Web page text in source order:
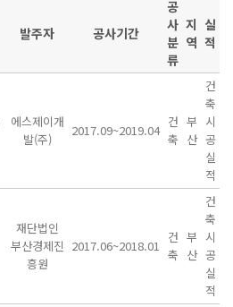
발주자 공사기간
공
사
분
류
지
역
실
적
에스제이개
발(주)
2017.09~2019.04
건
축
부
산
건
축
시
공
실
적
재단법인
부산경제진
흥원
2017.06~2018.01
건
축
부
산
건
축
시
공
실
적